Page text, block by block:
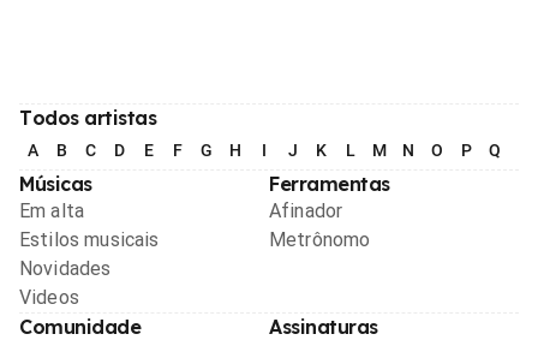
Todos artistas
A B C D E F G H I J K L M N O P Q
Músicas
Em alta
Estilos musicais
Novidades
Videos
Ferramentas
Afinador
Metrônomo
Comunidade Assinaturas